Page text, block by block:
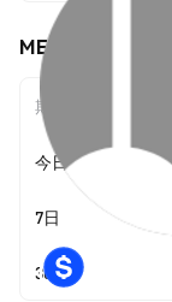
MEV Capital
期間
今日
7日
30日